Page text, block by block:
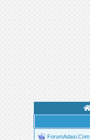
ForumAdasi.Com